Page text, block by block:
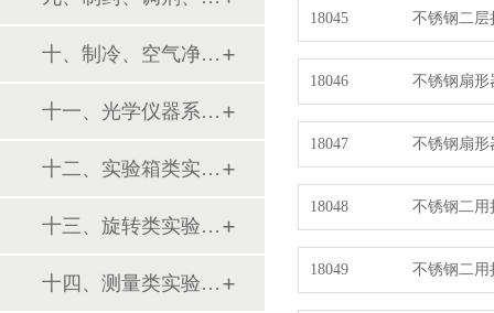
十、制冷、空气净化设备
十一、光学仪器系列设备
十二、实验箱类实验设备
十三、旋转类实验设备
十四、测量类实验设备
18045 不锈钢二层
18046 不锈钢扇形
18047 不锈钢扇形
18048 不锈钢二用
18049 不锈钢二用